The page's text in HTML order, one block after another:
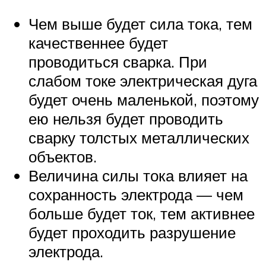
Чем выше будет сила тока, тем
качественнее будет
проводиться сварка. При
слабом токе электрическая дуга
будет очень маленькой, поэтому
ею нельзя будет проводить
сварку толстых металлических
объектов.
Величина силы тока влияет на
сохранность электрода — чем
больше будет ток, тем активнее
будет проходить разрушение
электрода.